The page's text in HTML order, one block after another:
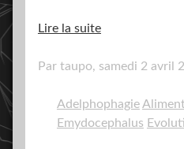
Lire la suite
Par taupo, samedi 2 avril
Adelphophagie
Emydocephalus